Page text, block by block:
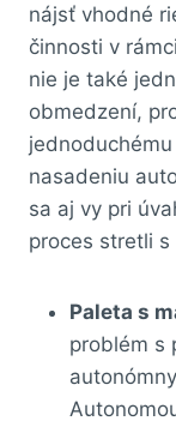
nájsť vhodné
činnosti v
nie je také
obmedzení,
nasadeniu
sa aj vy pri
proces stretli
Paleta s
problém s